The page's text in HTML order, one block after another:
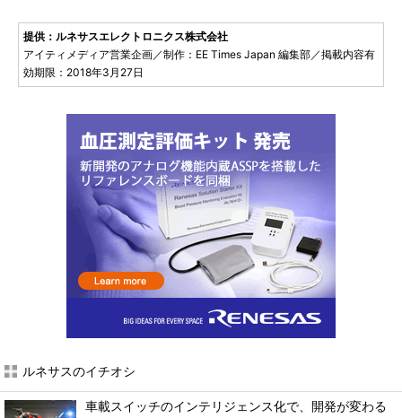
提供：ルネサスエレクトロニクス株式会社
アイティメディア営業企画／制作：EE Times Japan 編集部／掲載内容有
効期限：2018年3月27日
ルネサスのイチオシ
車載スイッチのインテリジェンス化で、開発が変わる